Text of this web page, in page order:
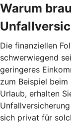
Warum
Die finanziellen
schwerwiegend
geringeres
zum Beispiel
Urlaub, erhalten
sich privat für